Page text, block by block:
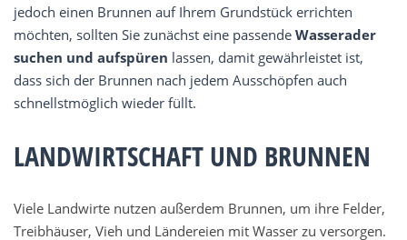
jedoch einen Brunnen auf Ihrem Grundstück errichten
möchten, sollten Sie zunächst eine passende Wasserader
suchen und aufspüren lassen, damit gewährleistet ist,
dass sich der Brunnen nach jedem Ausschöpfen auch
schnellstmöglich wieder füllt.
LANDWIRTSCHAFT UND BRUNNEN
Viele Landwirte nutzen außerdem Brunnen, um ihre Felder,
Treibhäuser, Vieh und Ländereien mit Wasser zu versorgen.